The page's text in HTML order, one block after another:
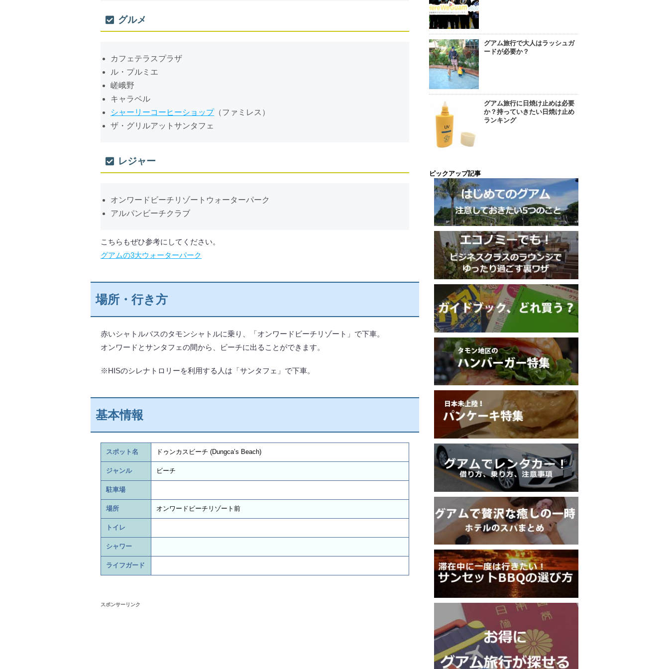
グルメ
カフェテラスプラザ
ル・プルミエ
嵯峨野
キャラベル
シャーリーコーヒーショップ（ファミレス）
ザ・グリルアットサンタフェ
レジャー
オンワードビーチリゾートウォーターパーク
アルパンビーチクラブ
こちらもぜひ参考にしてください。
グアムの3大ウォーターパーク
場所・行き方
赤いシャトルバスのタモンシャトルに乗り、「オンワードビーチリゾート」で下車。
オンワードとサンタフェの間から、ビーチに出ることができます。
※HISのシレナトロリーを利用する人は「サンタフェ」で下車。
基本情報
スポット名 ドゥンカスビーチ (Dungca’s Beach)
ジャンル ビーチ
駐車場
場所 オンワードビーチリゾート前
トイレ
シャワー
ライフガード
スポンサーリンク
グアム旅行で大人はラッシュガ
ードが必要か？
グアム旅行に日焼け止めは必要
か？持っていきたい日焼け止め
ランキング
ピックアップ記事